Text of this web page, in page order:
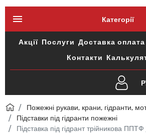
Категорії
Акції Послуги Доставка оплата
Контакти
Пожежні рукави, крани, гідранти,
Підставки під гідранти пожежні
Підставка під гідрант трійникова